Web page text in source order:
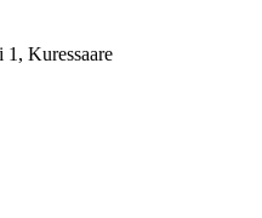
1, Kuressaare